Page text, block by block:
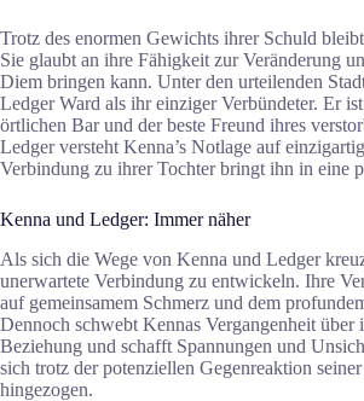
Trotz des enormen Gewichts ihrer Schuld
Sie glaubt an ihre Fähigkeit zur Veränderung
Diem bringen kann. Unter den urteilenden
Ledger Ward als ihr einziger Verbündeter. Er
örtlichen Bar und der beste Freund ihres
Ledger versteht Kenna’s Notlage auf
Verbindung zu ihrer Tochter bringt ihn in eine
Kenna und Ledger: Immer näher
Als sich die Wege von Kenna und Ledger
unerwartete Verbindung zu entwickeln. Ihre
auf gemeinsamem Schmerz und dem
Dennoch schwebt Kennas Vergangenheit über
Beziehung und schafft Spannungen und
sich trotz der potenziellen Gegenreaktion
hingezogen.